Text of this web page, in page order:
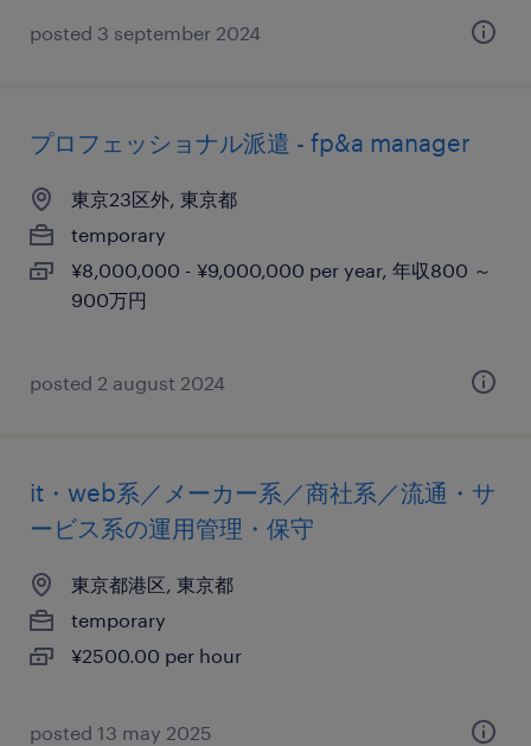
posted 3 september 2024
プロフェッショナル派遣 - fp&a manager
東京23区外, 東京都
temporary
¥8,000,000 - ¥9,000,000 per year, 年収800 ～
900万円
posted 2 august 2024
it・web系／メーカー系／商社系／流通・サ
ービス系の運用管理・保守
東京都港区, 東京都
temporary
¥2500.00 per hour
posted 13 may 2025